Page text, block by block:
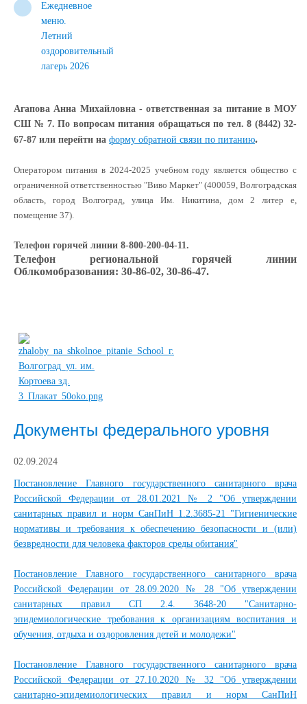
Ежедневное
меню.
Летний
оздоровительный
лагерь 2026
Агапова Анна Михайловна - ответственная за питание в МОУ
СШ № 7. По вопросам питания обращаться по тел. 8 (8442) 32-
67-87 или перейти на форму обратной связи по питанию.
Оператором питания в 2024-2025 учебном году является общество с
ограниченной ответственностью "Виво Маркет" (400059, Волгоградская
область, город Волгоград, улица Им. Никитина, дом 2 литер е,
помещение 37).
Телефон горячей линии 8-800-200-04-11.
Телефон региональной горячей линии
Облкомобразования: 30-86-02, 30-86-47.
Документы федерального уровня
02.09.2024
Постановление Главного государственного санитарного врача
Российской Федерации от 28.01.2021 № 2 "Об утверждении
санитарных правил и норм СанПиН 1.2.3685-21 "Гигиенические
нормативы и требования к обеспечению безопасности и (или)
безвредности для человека факторов среды обитания"
Постановление Главного государственного санитарного врача
Российской Федерации от 28.09.2020 № 28 "Об утверждении
санитарных правил СП 2.4. 3648-20 "Санитарно-
эпидемиологические требования к организациям воспитания и
обучения, отдыха и оздоровления детей и молодежи"
Постановление Главного государственного санитарного врача
Российской Федерации от 27.10.2020 № 32 "Об утверждении
санитарно-эпидемиологических правил и норм СанПиН